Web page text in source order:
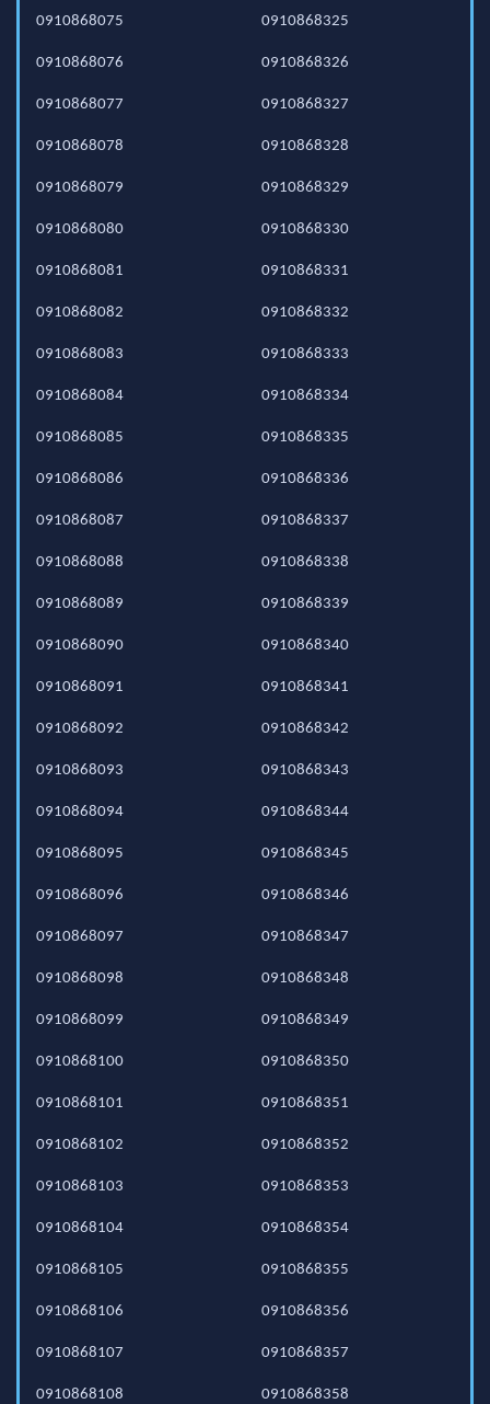
0910868075
0910868076
0910868077
0910868078
0910868079
0910868080
0910868081
0910868082
0910868083
0910868084
0910868085
0910868086
0910868087
0910868088
0910868089
0910868090
0910868091
0910868092
0910868093
0910868094
0910868095
0910868096
0910868097
0910868098
0910868099
0910868100
0910868101
0910868102
0910868103
0910868104
0910868105
0910868106
0910868107
0910868108
0910868325
0910868326
0910868327
0910868328
0910868329
0910868330
0910868331
0910868332
0910868333
0910868334
0910868335
0910868336
0910868337
0910868338
0910868339
0910868340
0910868341
0910868342
0910868343
0910868344
0910868345
0910868346
0910868347
0910868348
0910868349
0910868350
0910868351
0910868352
0910868353
0910868354
0910868355
0910868356
0910868357
0910868358